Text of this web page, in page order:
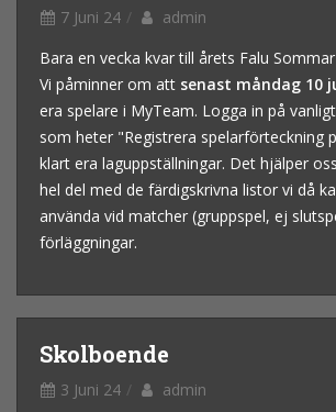
7 Juni 24
admin
Bara en vecka kvar till årets Falu Sommar
Vi påminner om att senast måndag 10
era spelare i MyTeam. Logga in på
som heter "Registrera spelarförteckning
klart era laguppställningar. Det hjälper
hel del med de färdigskrivna listor vi då
använda vid matcher (gruppspel, ej
förläggningar.
Skolboende
3 Juni 24
admin